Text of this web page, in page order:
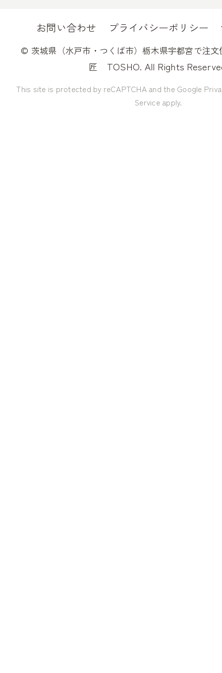
お問い合わせ プライバシーポリシー
© 茨城県（水戸市・つくば市）栃木県宇都宮で注
匠
TOSHO. All Rights
This site is protected by reCAPTCHA and the Google
Service apply.